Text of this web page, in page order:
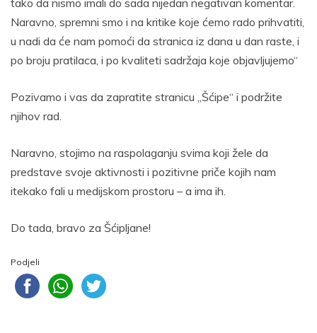
Naravno, spremni smo i na kritike koje ćemo rado prihvatiti,
u nadi da će nam pomoći da stranica iz dana u dan raste, i
po broju pratilaca, i po kvaliteti sadržaja koje objavljujemo“
Pozivamo i vas da zapratite stranicu „Šćipe“ i podržite
njihov rad.
Naravno, stojimo na raspolaganju svima koji žele da
predstave svoje aktivnosti i pozitivne priče kojih nam
itekako fali u medijskom prostoru – a ima ih.
Do tada, bravo za Šćipljane!
Podjeli